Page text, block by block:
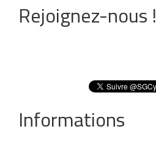
Rejoignez-nous !
Informations